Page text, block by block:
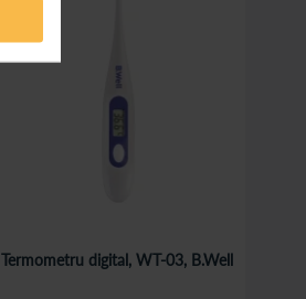
Termometru digital, WT-03, B.Well